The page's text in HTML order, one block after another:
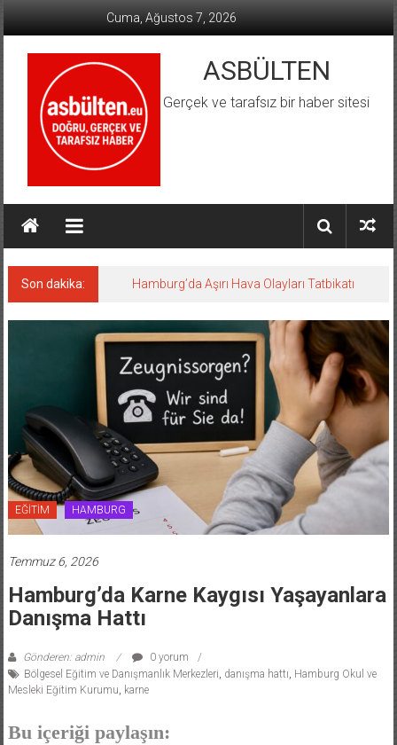
Cuma, Ağustos 7, 2026
ASBÜLTEN
Gerçek ve tarafsız bir haber sitesi
Son dakika: Hamburg’da Aşırı Hava Olayları Tatbikatı
EĞİTİM HAMBURG
Temmuz 6, 2026
Hamburg’da Karne Kaygısı Yaşayanlara
Danışma Hattı
Gönderen: admin
0 yorum
Bölgesel Eğitim ve Danışmanlık Merkezleri danışma hattı Hamburg Okul ve
Mesleki Eğitim Kurumu karne
Bu içeriği paylaşın: